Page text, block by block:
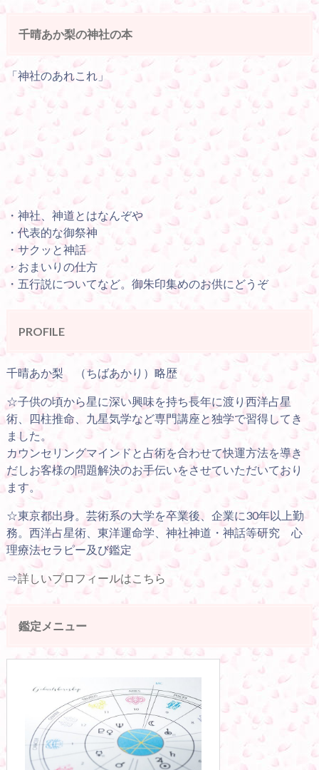
千晴あか梨の神社の本
「神社のあれこれ」
・神社、神道とはなんぞや
・代表的な御祭神
・サクッと神話
・おまいりの仕方
・五行説についてなど。御朱印集めのお供にどうぞ
PROFILE
千晴あか梨 （ちばあかり）略歴
☆子供の頃から星に深い興味を持ち長年に渡り西洋占星
術、四柱推命、九星気学など専門講座と独学で習得してき
ました。
カウンセリングマインドと占術を合わせて快運方法を導き
だしお客様の問題解決のお手伝いをさせていただいており
ます。
☆東京都出身。芸術系の大学を卒業後、企業に30年以上勤
務。西洋占星術、東洋運命学、神社神道・神話等研究 心
理療法セラピー及び鑑定
⇒詳しいプロフィールはこちら
鑑定メニュー